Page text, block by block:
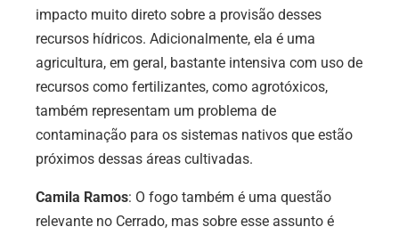
impacto muito direto sobre a provisão desses
recursos hídricos. Adicionalmente, ela é uma
agricultura, em geral, bastante intensiva com uso de
recursos como fertilizantes, como agrotóxicos,
também representam um problema de
contaminação para os sistemas nativos que estão
próximos dessas áreas cultivadas.
Camila Ramos: O fogo também é uma questão
relevante no Cerrado, mas sobre esse assunto é